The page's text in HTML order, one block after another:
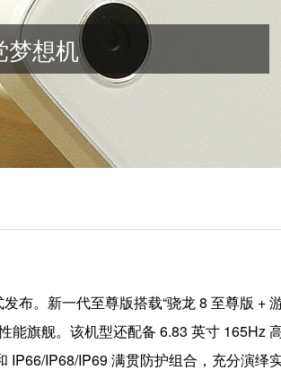
梦想机
布。新一代至尊版搭载“骁龙 8 至尊版 +
旗舰。该机型还配备 6.83 英寸 165Hz
IP68/IP69 满贯防护组合，充分演绎实